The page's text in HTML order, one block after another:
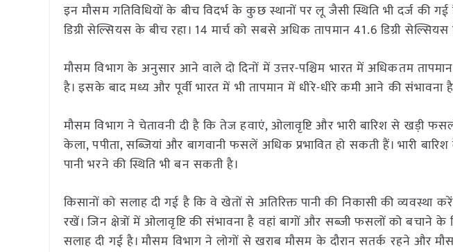
इन मौसम गतिविधियों के बीच विदर्भ के कुछ स्थानों पर लू जैसी स्थिति भी दर्ज की
डिग्री सेल्सियस के बीच रहा। 14 मार्च को सबसे अधिक तापमान 41.6 डिग्री
मौसम विभाग के अनुसार आने वाले दो दिनों में उत्तर-पश्चिम भारत में अधिकतम
है। इसके बाद मध्य और पूर्वी भारत में भी तापमान में धीरे-धीरे कमी आने की संभावना
मौसम विभाग ने चेतावनी दी है कि तेज हवाएं, ओलावृष्टि और भारी बारिश से खड़ी
केला, पपीता, सब्जियां और बागवानी फसलें अधिक प्रभावित हो सकती हैं। भारी
पानी भरने की स्थिति भी बन सकती है।
किसानों को सलाह दी गई है कि वे खेतों से अतिरिक्त पानी की निकासी की व्यवस्था
रखें। जिन क्षेत्रों में ओलावृष्टि की संभावना है वहां बागों और सब्जी फसलों को बचाने
सलाह दी गई है। मौसम विभाग ने लोगों से खराब मौसम के दौरान सतर्क रहने और